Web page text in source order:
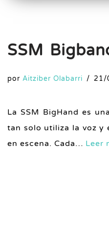
SSM
por Aitziber Olabarri 21/
La SSM BigHand es
tan solo utiliza la voz y
en escena. Cada… Leer